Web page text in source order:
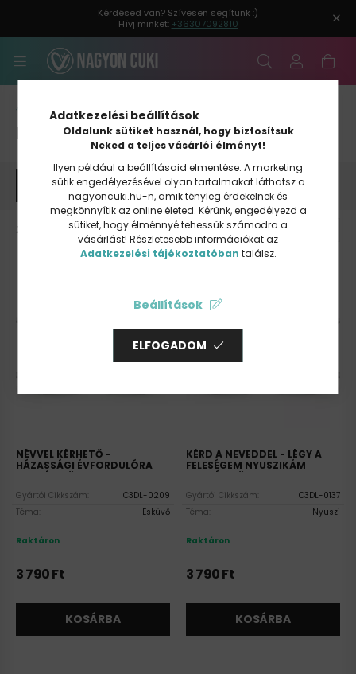
Kérdésed van? Szívesen segítünk :)
Hívj minket: +36307092810
ESKÜVŐ
SZŰRÉS
29
NÉVVEL KÉRHETŐ -
HÁZASSÁGI ÉVFORDULÓRA
MINTÁS BÖGRE
Gyártói Cikkszám:
C3DL-0209
Téma:
Esküvő
Raktáron
3 790Ft
KOSÁRBA
KÉRD A NEVEDDEL - LÉGY A
FELESÉGEM NYUSZIKÁM
MINTÁS BÖGRE
Gyártói Cikkszám:
C3DL-0137
Téma:
Nyuszi
Raktáron
3 790Ft
KOSÁRBA
Adatkezelési beállítások
Oldalunk sütiket használ, hogy biztosítsuk
Neked a teljes vásárlói élményt!
Ilyen például a beállításaid elmentése. A marketing
sütik engedélyezésével olyan tartalmakat láthatsz a
nagyoncuki.hu-n, amik tényleg érdekelnek és
megkönnyítik az online életed. Kérünk, engedélyezd a
sütiket, hogy élménnyé tehessük számodra a
vásárlást! Részletesebb információkat az
Adatkezelési tájékoztatóban találsz.
Beállítások
ELFOGADOM